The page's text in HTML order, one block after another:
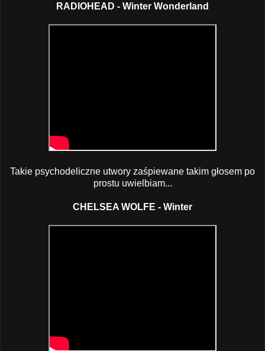
RADIOHEAD - Winter Wonderland
Takie psychodeliczne utwory zaśpiewane takim głosem po
prostu uwielbiam...
CHELSEA WOLFE - Winter